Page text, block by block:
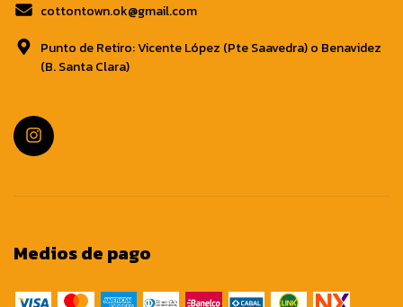
cottontown.ok@gmail.com
Punto de Retiro: Vicente López (Pte Saavedra) o Benavidez
(B. Santa Clara)
Medios de pago